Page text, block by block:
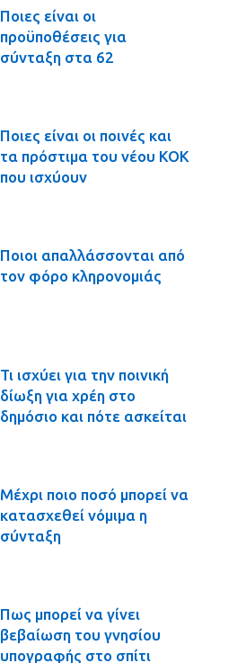
Ποιες είναι οι
προϋποθέσεις για
σύνταξη στα 62
Ποιες είναι οι ποινές και
τα πρόστιμα του νέου ΚΟΚ
που ισχύουν
Ποιοι απαλλάσσονται από
τον φόρο κληρονομιάς
Τι ισχύει για την ποινική
δίωξη για χρέη στο
δημόσιο και πότε ασκείται
Μέχρι ποιο ποσό μπορεί να
κατασχεθεί νόμιμα η
σύνταξη
Πως μπορεί να γίνει
βεβαίωση του γνησίου
υπογραφής στο σπίτι